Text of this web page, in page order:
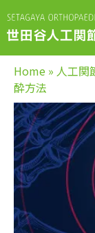
Home » 人工関
酔方法